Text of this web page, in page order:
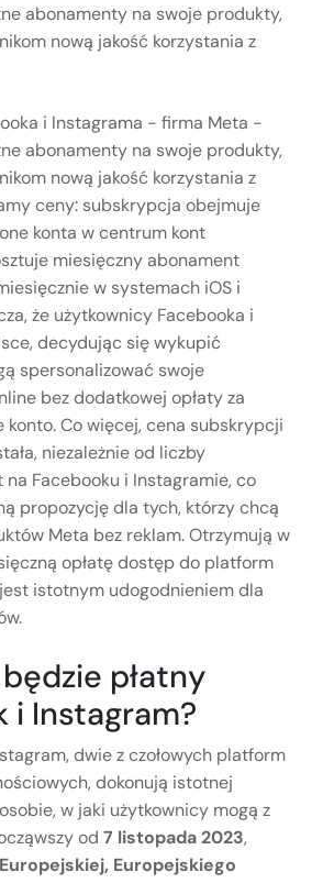
abonamenty na swoje produkty,
nową jakość korzystania z
i Instagrama - firma Meta -
abonamenty na swoje produkty,
nową jakość korzystania z
ceny: subskrypcja obejmuje
konta w centrum kont
miesięczny abonament
w systemach iOS i
że użytkownicy Facebooka i
decydując się wykupić
spersonalizować swoje
bez dodatkowej opłaty za
konto. Co więcej, cena subskrypcji
niezależnie od liczby
na Facebooku i Instagramie, co
propozycję dla tych, którzy chcą
Meta bez reklam. Otrzymują w
opłatę dostęp do platform
jest istotnym udogodnieniem dla
płatny
i Instagram?
dwie z czołowych platform
dokonują istotnej
w jaki użytkownicy mogą z
od 7 listopada 2023,
Europejskiego